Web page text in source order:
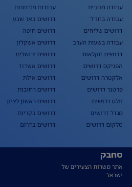
עבודה מהבית
עבודה בחו"ל
דרושים שליחים
עבודה בשעות הערב
דרושים חקלאות
הפניקס דרושים
אלקטרה דרושים
פרטנר דרושים
וולט דרושים
מגדל דרושים
סלקום דרושים
עבודות מזדמנות
דרושים באר שבע
דרושים חיפה
דרושים אשקלון
דרושים ירושלים
דרושים אשדוד
דרושים אילת
דרושים רחובות
דרושים ראשון לציון
דרושים בקריות
דרושים בדרום
סחבק
אתר משרות הצעירים של
ישראל